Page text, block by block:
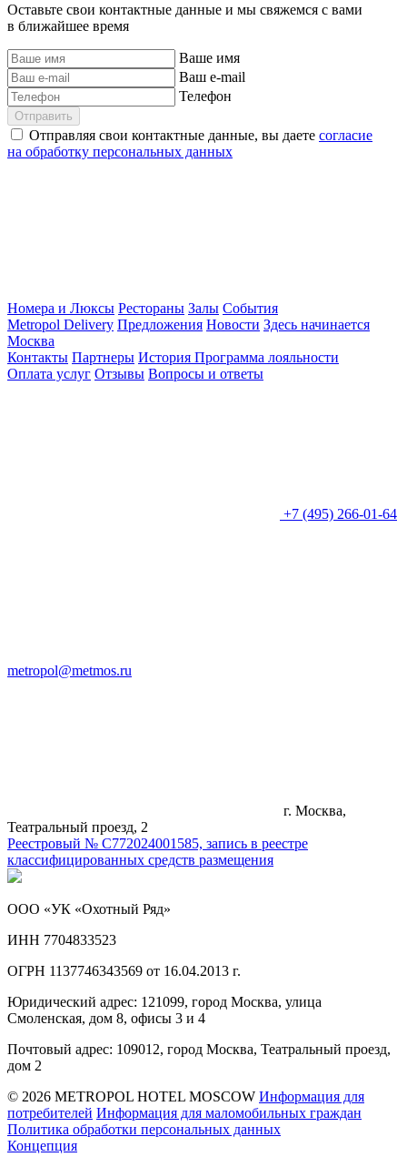
Оставьте свои контактные данные и мы свяжемся с вами
в ближайшее время
Ваше имя
Ваш e-mail
Телефон
Отправить
Отправляя свои контактные данные, вы даете согласие
на обработку персональных данных
Номера и Люксы Рестораны Залы События
Metropol Delivery Предложения Новости Здесь начинается
Москва
Контакты Партнеры История Программа лояльности
Оплата услуг Отзывы Вопросы и ответы
+7 (495) 266-01-64
metropol@metmos.ru
г. Москва,
Театральный проезд, 2
Реестровый № С772024001585, запись в реестре
классифицированных средств размещения
ООО «УК «Охотный Ряд»
ИНН 7704833523
ОГРН 1137746343569 от 16.04.2013 г.
Юридический адрес: 121099, город Москва, улица
Смоленская, дом 8, офисы 3 и 4
Почтовый адрес: 109012, город Москва, Театральный проезд,
дом 2
© 2026 METROPOL HOTEL MOSCOW Информация для
потребителей Информация для маломобильных граждан
Политика обработки персональных данных
Концепция